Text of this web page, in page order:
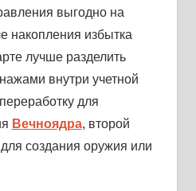
выгодно на
накопления избытка
лучше разделить
внутри учетной
для
Вечноядра, второй
создания оружия или